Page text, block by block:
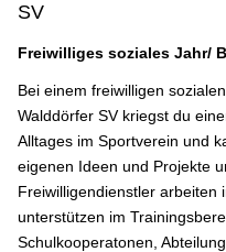
SV
Freiwilliges soziales Jahr/
Bei einem freiwilligen
Walddörfer SV kriegst du
Alltages im Sportverein und
eigenen Ideen und Projekte
Freiwilligendienstler arbeiten
unterstützen im
Schulkooperatonen,